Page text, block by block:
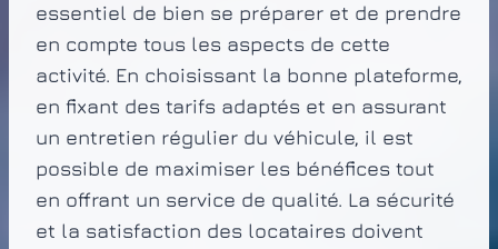
essentiel de bien se préparer et de prendre
en compte tous les aspects de cette
activité. En choisissant la bonne plateforme,
en fixant des tarifs adaptés et en assurant
un entretien régulier du véhicule, il est
possible de maximiser les bénéfices tout
en offrant un service de qualité. La sécurité
et la satisfaction des locataires doivent